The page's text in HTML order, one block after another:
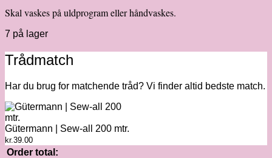
Skal vaskes på uldprogram eller håndvaskes.
7 på lager
Trådmatch
Har du brug for matchende tråd? Vi finder altid bedste match.
Gütermann | Sew-all 200 mtr.
kr.39.00
Order total: